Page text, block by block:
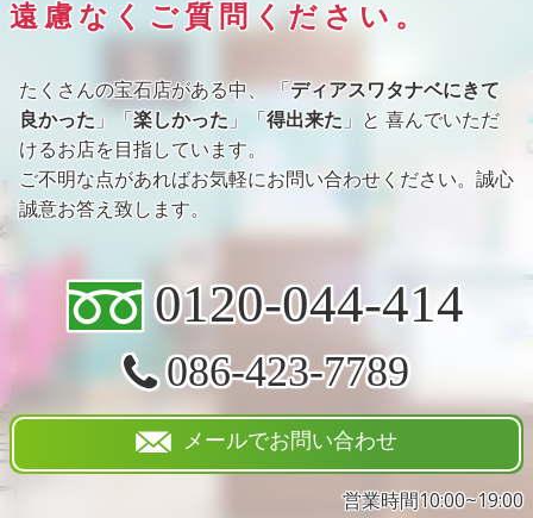
遠慮なくご質問ください。
たくさんの宝石店がある中、 「ディアスワタナベにきて
良かった」「楽しかった 」「得出来た 」と 喜んでいただ
けるお店を目指しています。
ご不明な点があればお気軽にお問い合わせください。誠心
誠意お答え致します。
0120-044-414
086-423-7789
メールでお問い合わせ
営業時間10:00~19:00